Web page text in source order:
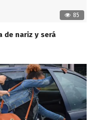
85
de nariz y será